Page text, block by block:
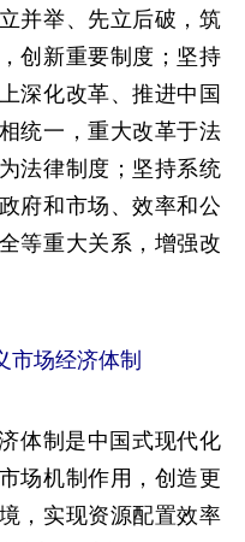
并举、先立后破，筑
创新重要制度；坚持
深化改革、推进中国
统一，重大改革于法
法律制度；坚持系统
府和市场、效率和公
等重大关系，增强改
市场经济体制
体制是中国式现代化
场机制作用，创造更
，实现资源配置效率